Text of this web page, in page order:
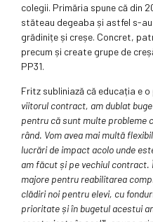
colegii. Primăria spune că din
stăteau degeaba și astfel s-
grădinițe și creșe. Concret,
precum și create grupe de
PP31.
Fritz subliniază că educația e
viitorul contract, am dublat
pentru că sunt multe probleme
rând. Vom avea mai multă
lucrări de impact acolo unde
am făcut și pe vechiul
majore pentru reabilitarea
clădiri noi pentru elevi, cu
prioritate și în bugetul acestui